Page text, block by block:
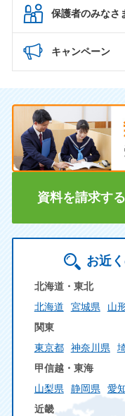
保護者のみなさ
キャンペーン
資料を請求する
お近
北海道・東北
北海道
宮城県
山
関東
東京都
神奈川県
甲信越・東海
山梨県
静岡県
愛
近畿